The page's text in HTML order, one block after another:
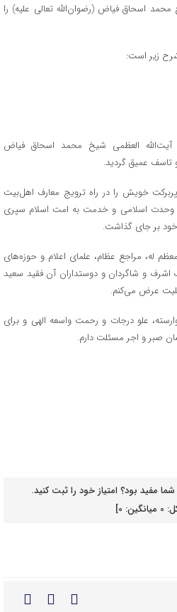
اسحاق فیاض (رضوان‌الله تعالی علیه) را
زیر است:
العظمی شیخ محمد اسحاق فیاض
تاسف عمیق گردید.
خویش را در راه ترویج معارف اهل‌بیت
وحدت اسلامی و خدمت به امت اسلام سپری
خود بر جای گذاشت.
له، مراجع عظام، علمای اعلام و حوزه‌های
و شاگردان و دوستداران آن فقید سعید
عرض می‌کنم.
علو درجات و رحمت واسعه الهی و برای
صبر و اجر مسئلت دارم.
مفید بود؟ امتیاز خود را ثبت کنید.
0میانگین: 0
]